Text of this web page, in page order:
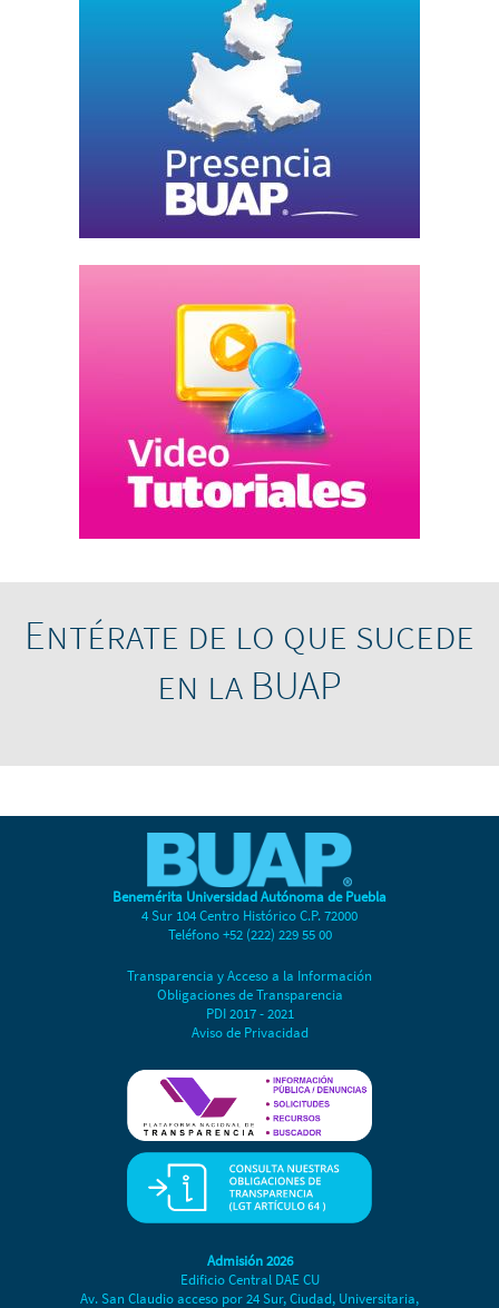
Entérate de lo que sucede
en la BUAP
Benemérita Universidad Autónoma de Puebla
4 Sur 104 Centro Histórico C.P. 72000
Teléfono +52 (222) 229 55 00
Transparencia y Acceso a la Información
Obligaciones de Transparencia
PDI 2017 - 2021
Aviso de Privacidad
Admisión 2026
Edificio Central DAE CU
Av. San Claudio acceso por 24 Sur, Ciudad, Universitaria,